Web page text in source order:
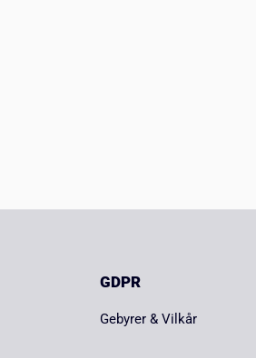
GDPR
Gebyrer & Vilkår